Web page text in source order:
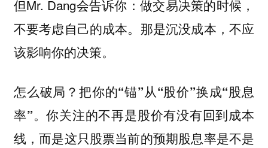
但Mr. Dang会告诉你： 做交易决策的时候，
不要考虑自己的成本。那是沉没成本，不应
该影响你的决策。
怎么破局？ 把你的“锚”从“股价”换成“股息
率”。你关注的不再是股价有没有回到成本
线，而是这只股票当前的预期股息率是不是